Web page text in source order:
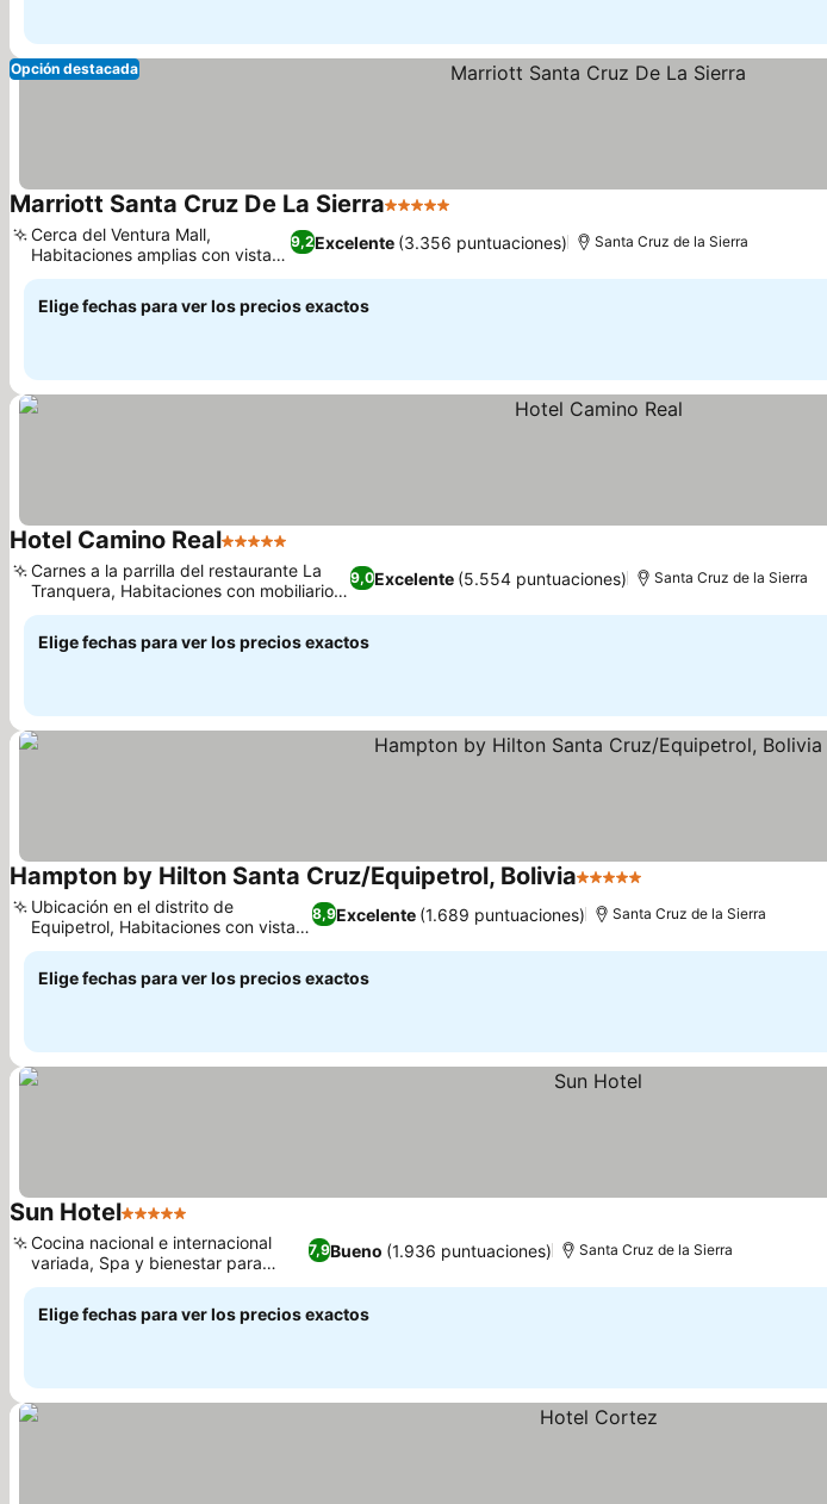
Opción destacada
Marriott Santa Cruz De La Sierra5 Estrellas
9,2Excelente (3.356 puntuaciones)
Cerca del Ventura Mall,
Habitaciones amplias con vistas
a la ciudad
Santa Cruz de la Sierra
Elige fechas para ver los precios exactos
Hotel Camino Real5 Estrellas
9,0Excelente (5.554 puntuaciones)
Carnes a la parrilla del restaurante La
Tranquera, Habitaciones con mobiliario
exótico filipino
Santa Cruz de la Sierra
Elige fechas para ver los precios exactos
Hampton by Hilton Santa Cruz/Equipetrol, Bolivia5 Estrellas
8,9Excelente (1.689 puntuaciones)
Ubicación en el distrito de
Equipetrol, Habitaciones con vistas
panorámicas
Santa Cruz de la Sierra
Elige fechas para ver los precios exactos
Sun Hotel5 Estrellas
7,9Bueno (1.936 puntuaciones)
Cocina nacional e internacional
variada, Spa y bienestar para
relajarte
Santa Cruz de la Sierra
Elige fechas para ver los precios exactos